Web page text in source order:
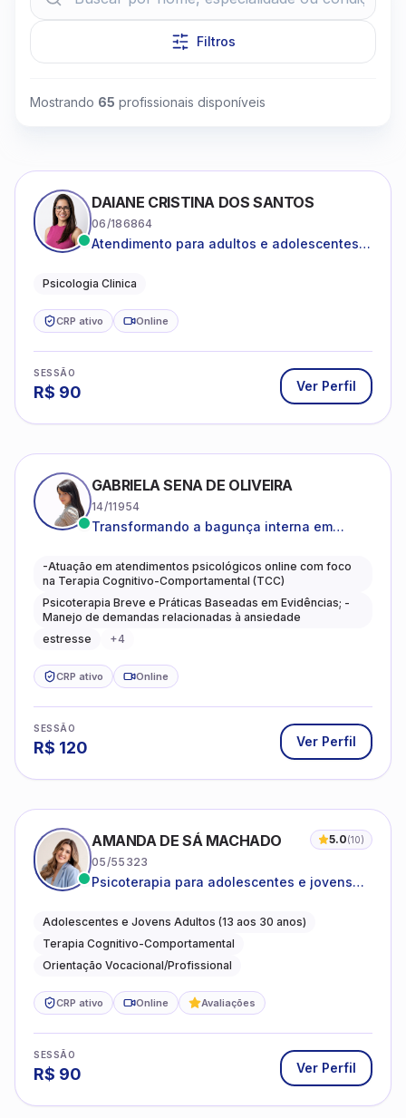
Filtros
Mostrando 65 profissionais disponíveis
DAIANE CRISTINA DOS SANTOS
06/186864
Atendimento para adultos e adolescentes a
Psicologia Clinica
CRP ativo Online
SESSÃO
R$ 90 Ver Perfil
GABRIELA SENA DE OLIVEIRA
14/11954
Transformando a bagunça interna em
caminhos mais gentis para se viver.
-Atuação em atendimentos psicológicos online com foco
na Terapia Cognitivo-Comportamental (TCC)
Psicoterapia Breve e Práticas Baseadas em Evidências; -
Manejo de demandas relacionadas à ansiedade
estresse
+4
CRP ativo Online
SESSÃO
R$ 120 Ver Perfil
AMANDA DE SÁ MACHADO 5.0(10)
05/55323
Psicoterapia para adolescentes e jovens
autoestima, relações e orientação
profissional
Adolescentes e Jovens Adultos (13 aos 30 anos)
Terapia Cognitivo-Comportamental
Orientação Vocacional/Profissional
CRP ativo Online Avaliações
SESSÃO
R$ 90 Ver Perfil